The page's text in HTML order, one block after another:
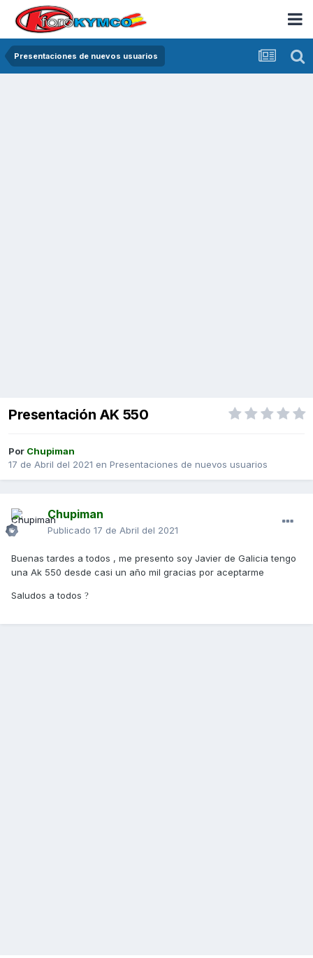
Presentaciones de nuevos usuarios
Presentación AK 550
Por Chupiman
17 de Abril del 2021 en Presentaciones de nuevos usuarios
Chupiman
Publicado 17 de Abril del 2021
Buenas tardes a todos , me presento soy Javier de Galicia tengo
una Ak 550 desde casi un año mil gracias por aceptarme
Saludos a todos ?